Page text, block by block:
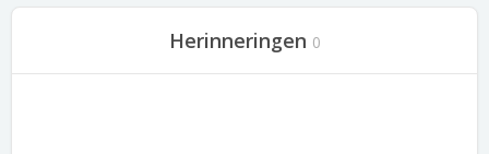
Herinneringen 0